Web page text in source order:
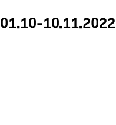
01.10-10.11.2022